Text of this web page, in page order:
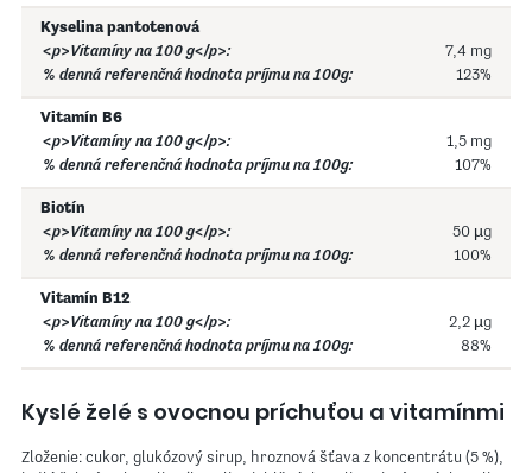
Kyselina pantotenová
7,4 mg
123%
Vitamín B6
1,5 mg
107%
Biotín
50 µg
100%
Vitamín B12
2,2 µg
88%
Kyslé želé s ovocnou príchuťou a vitamínmi
Zloženie: cukor, glukózový sirup, hroznová šťava z koncentrátu (5 %),